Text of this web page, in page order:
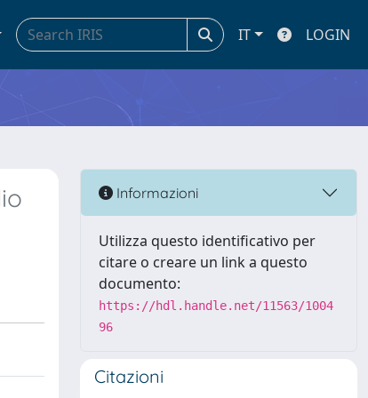
IT LOGIN
Informazioni
Utilizza questo identificativo per
citare o creare un link a questo
documento:
https://hdl.handle.net/11563/1004
96
Citazioni